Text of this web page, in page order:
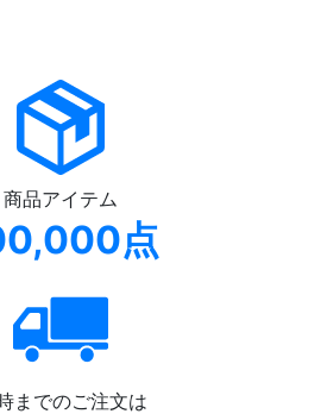
商品アイテム
点
までのご注文は